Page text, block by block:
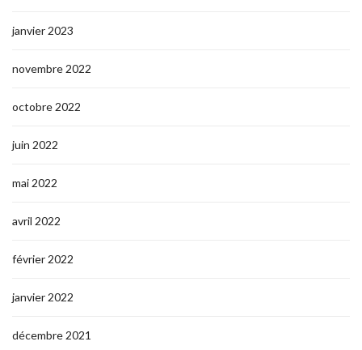
janvier 2023
novembre 2022
octobre 2022
juin 2022
mai 2022
avril 2022
février 2022
janvier 2022
décembre 2021